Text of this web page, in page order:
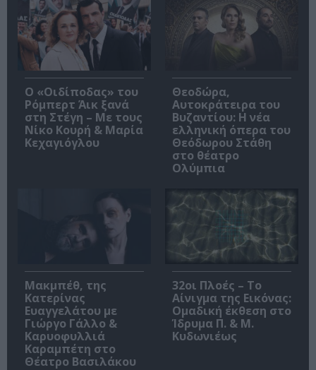
O «Οιδίποδας» του
Ρόμπερτ Άικ ξανά
στη Στέγη – Με τους
Νίκο Κουρή & Μαρία
Κεχαγιόγλου
Θεοδώρα,
Αυτοκράτειρα του
Βυζαντίου: Η νέα
ελληνική όπερα του
Θεόδωρου Στάθη
στο θέατρο
Ολύμπια
Μακμπέθ, της
Κατερίνας
Ευαγγελάτου με
Γιώργο Γάλλο &
Καρυοφυλλιά
Καραμπέτη στο
Θέατρο Βασιλάκου
32οι Πλοές – Το
Αίνιγμα της Εικόνας:
Ομαδική έκθεση στο
Ίδρυμα Π. & Μ.
Κυδωνιέως